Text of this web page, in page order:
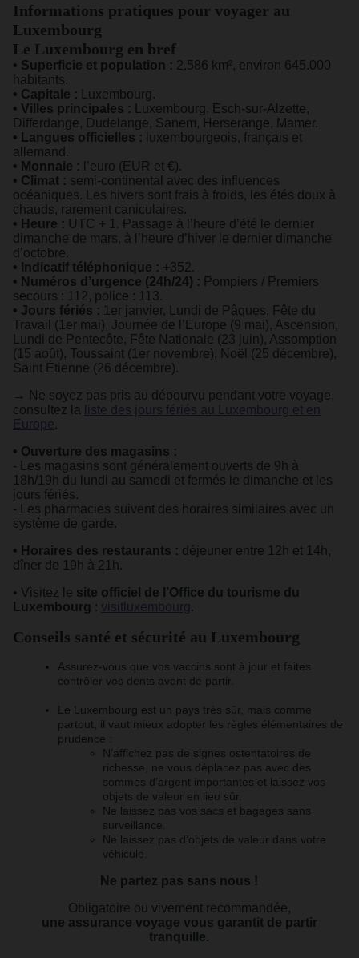
Informations pratiques pour voyager au
Luxembourg
Le Luxembourg en bref
• Superficie et population : 2.586 km², environ 645.000
habitants.
• Capitale : Luxembourg.
• Villes principales : Luxembourg, Esch-sur-Alzette,
Differdange, Dudelange, Sanem, Herserange, Mamer.
• Langues officielles : luxembourgeois, français et
allemand.
• Monnaie : l’euro (EUR et €).
• Climat : semi-continental avec des influences
océaniques. Les hivers sont frais à froids, les étés doux à
chauds, rarement caniculaires.
• Heure : UTC + 1. Passage à l’heure d’été le dernier
dimanche de mars, à l’heure d’hiver le dernier dimanche
d’octobre.
• Indicatif téléphonique : +352.
• Numéros d’urgence (24h/24) : Pompiers / Premiers
secours : 112, police : 113.
• Jours fériés : 1er janvier, Lundi de Pâques, Fête du
Travail (1er mai), Journée de l’Europe (9 mai), Ascension,
Lundi de Pentecôte, Fête Nationale (23 juin), Assomption
(15 août), Toussaint (1er novembre), Noël (25 décembre),
Saint Étienne (26 décembre).
→ Ne soyez pas pris au dépourvu pendant votre voyage,
consultez la
liste des jours fériés au Luxembourg et en
Europe.
• Ouverture des magasins :
- Les magasins sont généralement ouverts de 9h à
18h/19h du lundi au samedi et fermés le dimanche et les
jours fériés.
- Les pharmacies suivent des horaires similaires avec un
système de garde.
• Horaires des restaurants : déjeuner entre 12h et 14h,
dîner de 19h à 21h.
• Visitez le site officiel de l’Office du tourisme du
Luxembourg : visitluxembourg .
Conseils santé et sécurité au Luxembourg
Assurez-vous que vos vaccins sont à jour et faites
contrôler vos dents avant de partir.
Le Luxembourg est un pays très sûr, mais comme
partout, il vaut mieux adopter les règles élémentaires de
prudence :
N’affichez pas de signes ostentatoires de
richesse, ne vous déplacez pas avec des
sommes d’argent importantes et laissez vos
objets de valeur en lieu sûr.
Ne laissez pas vos sacs et bagages sans
surveillance.
Ne laissez pas d’objets de valeur dans votre
véhicule.
Ne partez pas sans nous !
Obligatoire ou vivement recommandée,
une assurance voyage vous garantit de partir
tranquille.